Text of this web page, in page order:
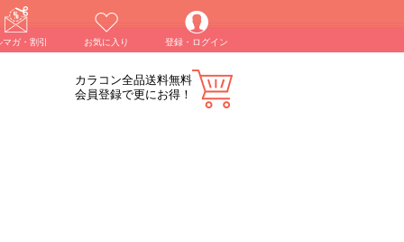
マガ・割引 お気に入り 登録・ログイン
カラコン全品送料無料
会員登録で更にお得！